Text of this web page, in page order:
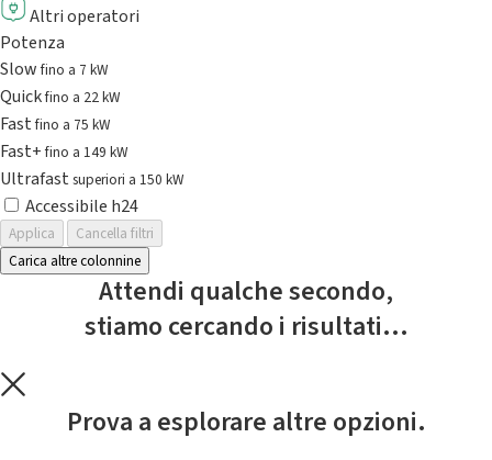
Altri operatori
Potenza
Slowfino a 7 kW
Quickfino a 22 kW
Fastfino a 75 kW
Fast+fino a 149 kW
Ultrafast superiori a 150 kW
Accessibile h24
Applica
Cancella filtri
Carica altre colonnine
Attendi qualche secondo,
stiamo cercando i risultati...
Prova a esplorare altre opzioni.